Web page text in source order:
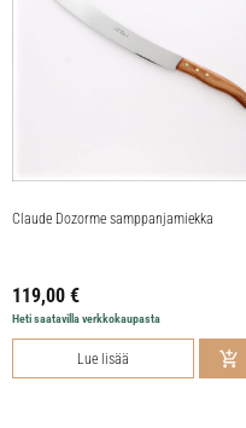
Claude Dozorme samppanjamiekka
119,00 €
Heti saatavilla verkkokaupasta
Lue lisää